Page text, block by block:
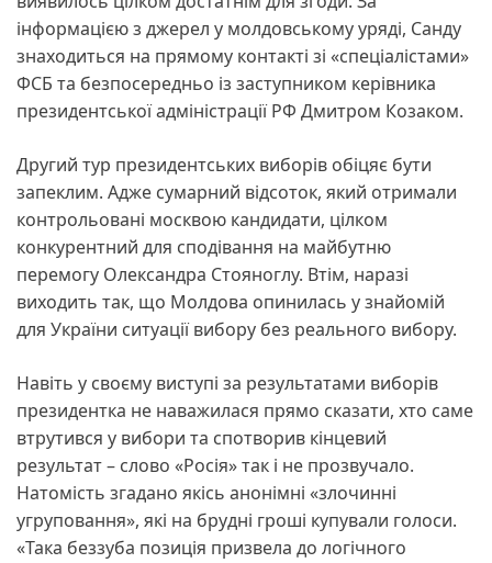
інформацією з джерел у молдовському уряді, Санду
знаходиться на прямому контакті зі «спеціалістами»
ФСБ та безпосередньо із заступником керівника
президентської адміністрації РФ Дмитром Козаком.
Другий тур президентських виборів обіцяє бути
запеклим. Адже сумарний відсоток, який отримали
контрольовані москвою кандидати, цілком
конкурентний для сподівання на майбутню
перемогу Олександра Стояноглу. Втім, наразі
виходить так, що Молдова опинилась у знайомій
для України ситуації вибору без реального вибору.
Навіть у своєму виступі за результатами виборів
президентка не наважилася прямо сказати, хто саме
втрутився у вибори та спотворив кінцевий
результат – слово «Росія» так і не прозвучало.
Натомість згадано якісь анонімні «злочинні
угруповання», які на брудні гроші купували голоси.
«Така беззуба позиція призвела до логічного